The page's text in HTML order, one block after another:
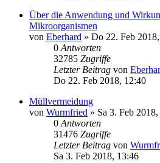
Über die Anwendung und
Mikroorganismen
von Eberhard » Do 22. Feb
0 Antworten
32785 Zugriffe
Letzter Beitrag von
Do 22. Feb 2018, 12:40
Müllvermeidung
von Wurmfried » Sa 3. Feb
0 Antworten
31476 Zugriffe
Letzter Beitrag von
Sa 3. Feb 2018, 13:46